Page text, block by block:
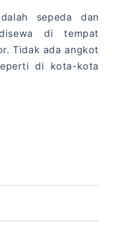
sepeda dan
di tempat
Tidak ada angkot
di kota-kota